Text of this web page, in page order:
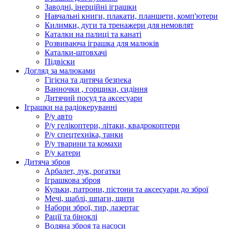
Заводні, інерційні іграшки
Навчальні книги, плакати, планшети, комп'ютери
Килимки, дуги та тренажери для немовлят
Каталки на палиці та канаті
Розвиваюча іграшка для малюків
Каталки-штовхачі
Підвіски
Догляд за малюками
Гігієна та дитяча безпека
Ванночки , горщики, сидіння
Дитячий посуд та аксесуари
Іграшки на радіокеруванні
Р/у авто
Р/у гелікоптери, літаки, квадрокоптери
Р/у спецтехніка, танки
Р/у тварини та комахи
Р/у катери
Дитяча зброя
Арбалет, лук, рогатки
Іграшкова зброя
Кульки, патрони, пістони та аксесуари до зброї
Мечі, шаблі, шпаги, щити
Набори зброї, тир, лазертаг
Рації та біноклі
Водяна зброя та насоси